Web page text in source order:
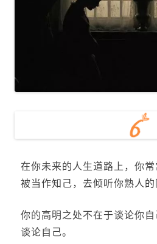
在你未来的人生道路上，你
被当作知己，去倾听你熟人的
你的高明之处不在于谈论你
谈论自己。